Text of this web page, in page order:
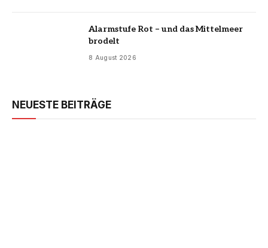
Alarmstufe Rot – und das Mittelmeer
brodelt
8 August 2026
NEUESTE BEITRÄGE